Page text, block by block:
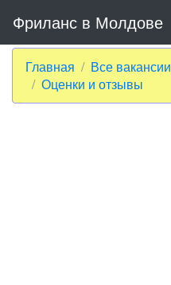
Фриланс в Молдове
Главная Все вакансии
Оценки и отзывы